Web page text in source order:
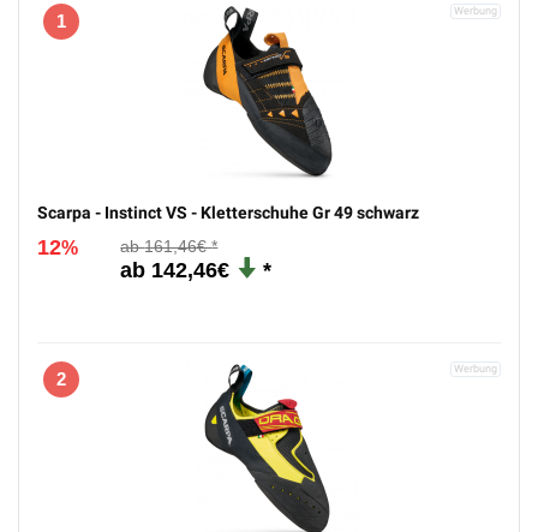
1
Scarpa - Instinct VS - Kletterschuhe Gr 49 schwarz
12% 161,46€
142,46€
2